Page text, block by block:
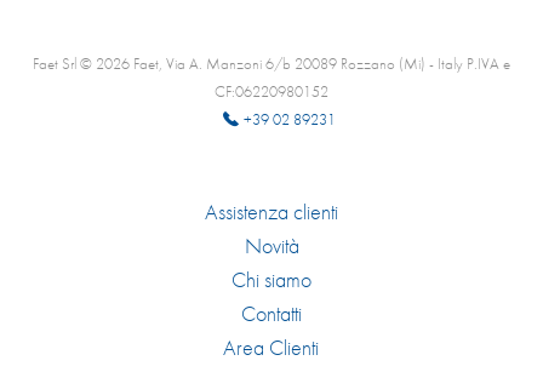
Faet Srl © 2026 Faet, Via A. Manzoni 6/b 20089 Rozzano (Mi) - Italy P.IVA e
CF:06220980152
+39 02 89231
Assistenza clienti
Novità
Chi siamo
Contatti
Area Clienti